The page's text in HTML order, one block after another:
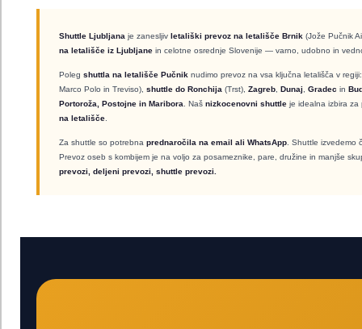
Shuttle Ljubljana je zanesljiv letališki prevoz na letališče Brnik (Jože Pučnik
na letališče iz Ljubljane in celotne osrednje Slovenije — varno, udobno in
Poleg shuttla na letališče Pučnik nudimo prevoz na vsa ključna letališča v
Marco Polo in Treviso), shuttle do Ronchija (Trst), Zagreb Dunaj Gradec in
Portoroža, Postojne in Maribora . Naš nizkocenovni shuttle je idealna izbira
na letališče
Za shuttle so potrebna prednaročila na email ali WhatsApp . Shuttle izvedemo
Prevoz oseb s kombijem je na voljo za posameznike, pare, družine in manjše
prevozi, deljeni prevozi, shuttle prevozi.